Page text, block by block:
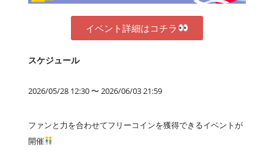
イベント詳細はコチラ
スケジュール
2026/05/28 12:30 〜 2026/06/03 21:59
ファンと力を合わせてフリーコインを獲得できるイベントが
開催